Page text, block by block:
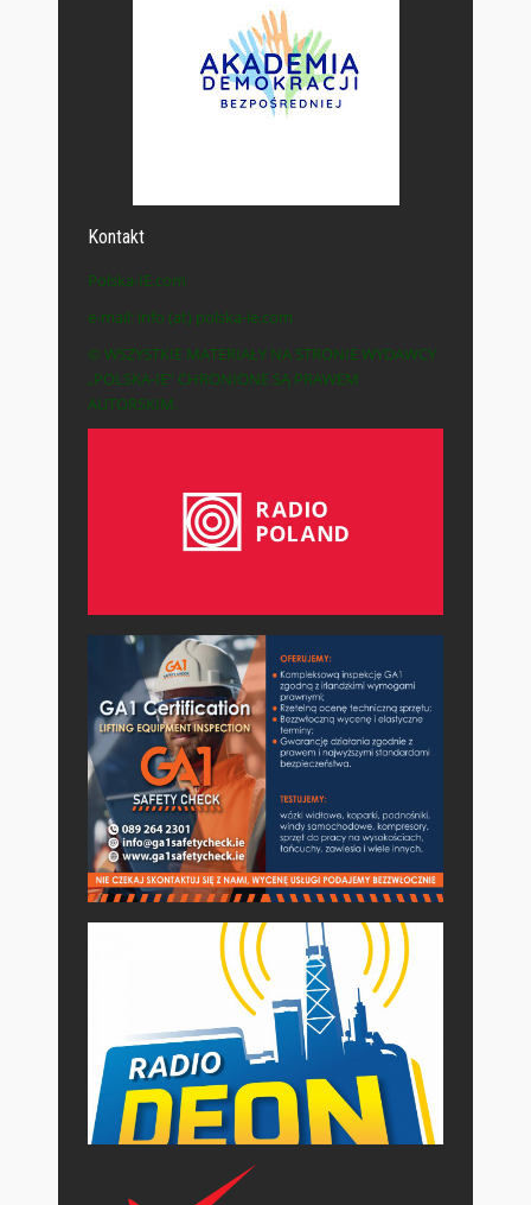
Kontakt
Polska-IE.com
e-mail: info (at) polska-ie.com
© WSZYSTKIE MATERIAŁY NA STRONIE WYDAWCY
„POLSKA-IE” CHRONIONE SĄ PRAWEM
AUTORSKIM.